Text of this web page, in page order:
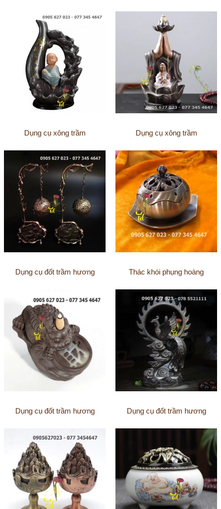
Dụng cụ xông trầm Dụng cụ xông trầm
Dụng cụ đốt trầm hương Thác khói phụng hoàng
Dụng cụ đốt trầm hương Dụng cụ đốt trầm hương